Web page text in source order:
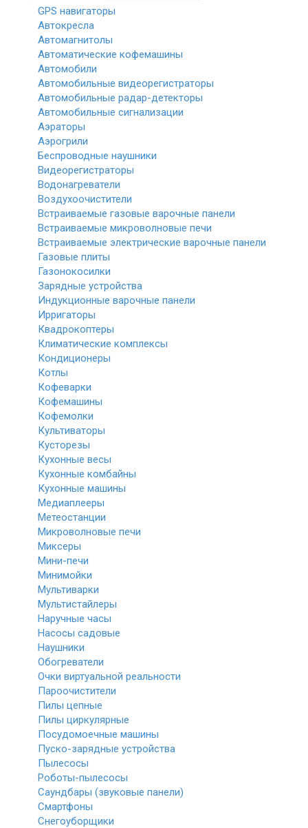
GPS навигаторы
Автокресла
Автомагнитолы
Автоматические кофемашины
Автомобили
Автомобильные видеорегистраторы
Автомобильные радар-детекторы
Автомобильные сигнализации
Аэраторы
Аэрогрили
Беспроводные наушники
Видеорегистраторы
Водонагреватели
Воздухоочистители
Встраиваемые газовые варочные панели
Встраиваемые микроволновые печи
Встраиваемые электрические варочные панели
Газовые плиты
Газонокосилки
Зарядные устройства
Индукционные варочные панели
Ирригаторы
Квадрокоптеры
Климатические комплексы
Кондиционеры
Котлы
Кофеварки
Кофемашины
Кофемолки
Культиваторы
Кусторезы
Кухонные весы
Кухонные комбайны
Кухонные машины
Медиаплееры
Метеостанции
Микроволновые печи
Миксеры
Мини-печи
Минимойки
Мультиварки
Мультистайлеры
Наручные часы
Насосы садовые
Наушники
Обогреватели
Очки виртуальной реальности
Пароочистители
Пилы цепные
Пилы циркулярные
Посудомоечные машины
Пуско-зарядные устройства
Пылесосы
Роботы-пылесосы
Саундбары (звуковые панели)
Смартфоны
Снегоуборщики